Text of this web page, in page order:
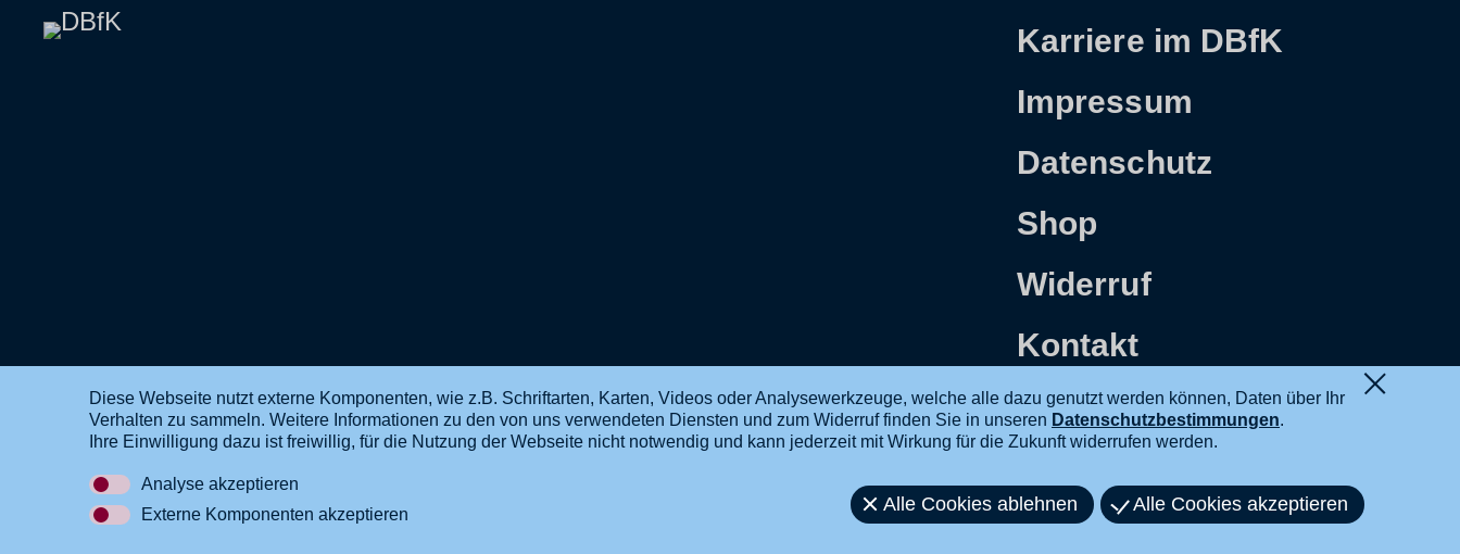
Karriere im DBfK
Impressum
Datenschutz
Shop
Widerruf
Kontakt
EN
Diese Webseite nutzt externe Komponenten, wie z.B. Schriftarten, Karten, Videos oder Analysewerkzeuge, welche alle dazu genutzt werden können, Daten über Ihr
Verhalten zu sammeln. Weitere Informationen zu den von uns verwendeten Diensten und zum Widerruf finden Sie in unseren Datenschutzbestimmungen.
Ihre Einwilligung dazu ist freiwillig, für die Nutzung der Webseite nicht notwendig und kann jederzeit mit Wirkung für die Zukunft widerrufen werden.
Analyse akzeptieren
Externe Komponenten akzeptieren
Alle Cookies ablehnen Alle Cookies akzeptieren